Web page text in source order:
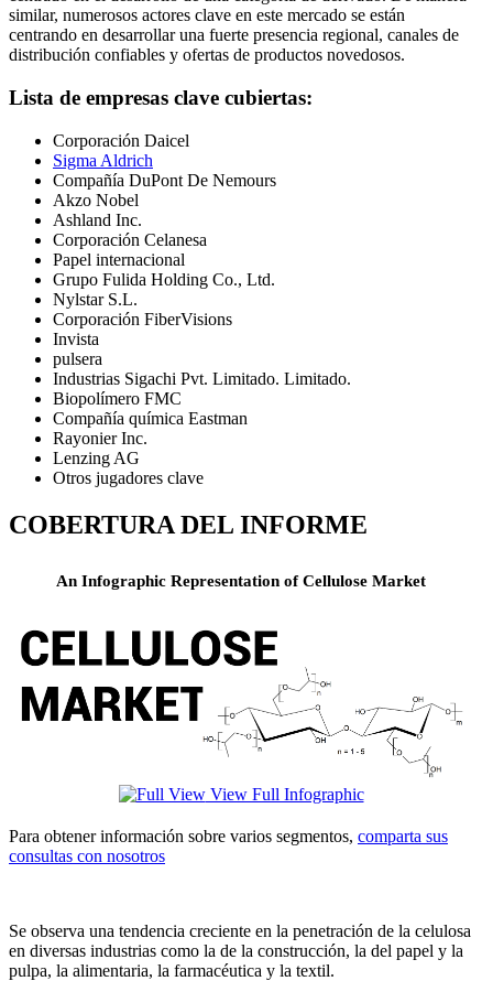
similar, numerosos actores clave en este mercado se están
centrando en desarrollar una fuerte presencia regional, canales de
distribución confiables y ofertas de productos novedosos.
Lista de empresas clave cubiertas:
Corporación Daicel
Sigma Aldrich
Compañía DuPont De Nemours
Akzo Nobel
Ashland Inc.
Corporación Celanesa
Papel internacional
Grupo Fulida Holding Co., Ltd.
Nylstar S.L.
Corporación FiberVisions
Invista
pulsera
Industrias Sigachi Pvt. Limitado. Limitado.
Biopolímero FMC
Compañía química Eastman
Rayonier Inc.
Lenzing AG
Otros jugadores clave
COBERTURA DEL INFORME
An Infographic Representation of Cellulose Market
View Full Infographic
Para obtener información sobre varios segmentos, comparta sus
consultas con nosotros
Se observa una tendencia creciente en la penetración de la celulosa
en diversas industrias como la de la construcción, la del papel y la
pulpa, la alimentaria, la farmacéutica y la textil.